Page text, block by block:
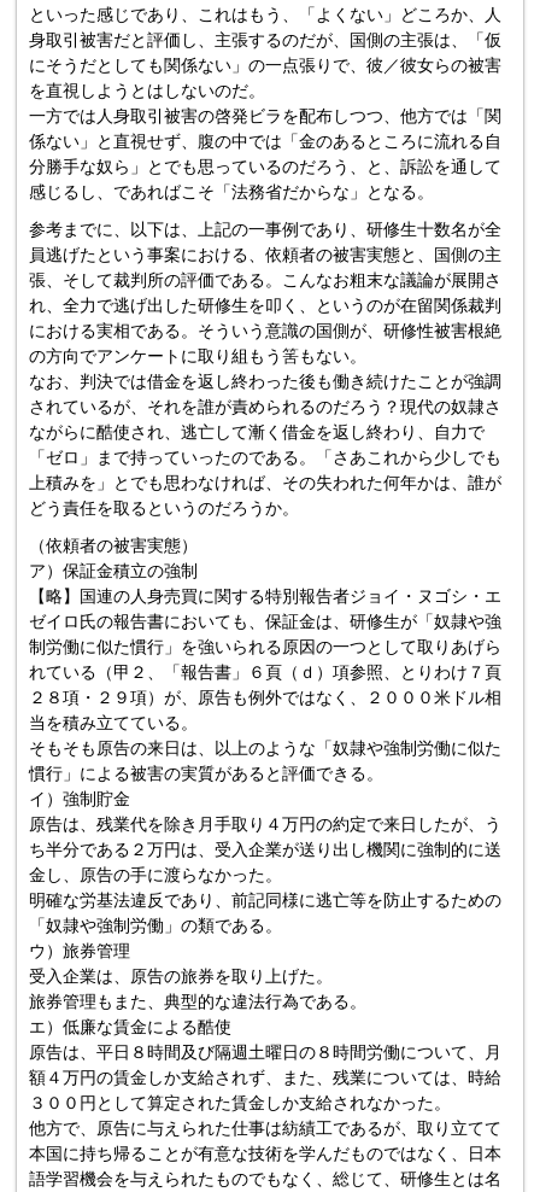
といった感じであり、これはもう、「よくない」どころか、人
身取引被害だと評価し、主張するのだが、国側の主張は、「仮
にそうだとしても関係ない」の一点張りで、彼／彼女らの被害
を直視しようとはしないのだ。
一方では人身取引被害の啓発ビラを配布しつつ、他方では「関
係ない」と直視せず、腹の中では「金のあるところに流れる自
分勝手な奴ら」とでも思っているのだろう、と、訴訟を通して
感じるし、であればこそ「法務省だからな」となる。
参考までに、以下は、上記の一事例であり、研修生十数名が全
員逃げたという事案における、依頼者の被害実態と、国側の主
張、そして裁判所の評価である。こんなお粗末な議論が展開さ
れ、全力で逃げ出した研修生を叩く、というのが在留関係裁判
における実相である。そういう意識の国側が、研修性被害根絶
の方向でアンケートに取り組もう筈もない。
なお、判決では借金を返し終わった後も働き続けたことが強調
されているが、それを誰が責められるのだろう？現代の奴隷さ
ながらに酷使され、逃亡して漸く借金を返し終わり、自力で
「ゼロ」まで持っていったのである。「さあこれから少しでも
上積みを」とでも思わなければ、その失われた何年かは、誰が
どう責任を取るというのだろうか。
（依頼者の被害実態）
ア）保証金積立の強制
【略】国連の人身売買に関する特別報告者ジョイ・ヌゴシ・エ
ゼイロ氏の報告書においても、保証金は、研修生が「奴隷や強
制労働に似た慣行」を強いられる原因の一つとして取りあげら
れている（甲２、「報告書」６頁（ｄ）項参照、とりわけ７頁
２８項・２９項）が、原告も例外ではなく、２０００米ドル相
当を積み立てている。
そもそも原告の来日は、以上のような「奴隷や強制労働に似た
慣行」による被害の実質があると評価できる。
イ）強制貯金
原告は、残業代を除き月手取り４万円の約定で来日したが、う
ち半分である２万円は、受入企業が送り出し機関に強制的に送
金し、原告の手に渡らなかった。
明確な労基法違反であり、前記同様に逃亡等を防止するための
「奴隷や強制労働」の類である。
ウ）旅券管理
受入企業は、原告の旅券を取り上げた。
旅券管理もまた、典型的な違法行為である。
エ）低廉な賃金による酷使
原告は、平日８時間及び隔週土曜日の８時間労働について、月
額４万円の賃金しか支給されず、また、残業については、時給
３００円として算定された賃金しか支給されなかった。
他方で、原告に与えられた仕事は紡績工であるが、取り立てて
本国に持ち帰ることが有意な技術を学んだものではなく、日本
語学習機会を与えられたものでもなく、総じて、研修生とは名